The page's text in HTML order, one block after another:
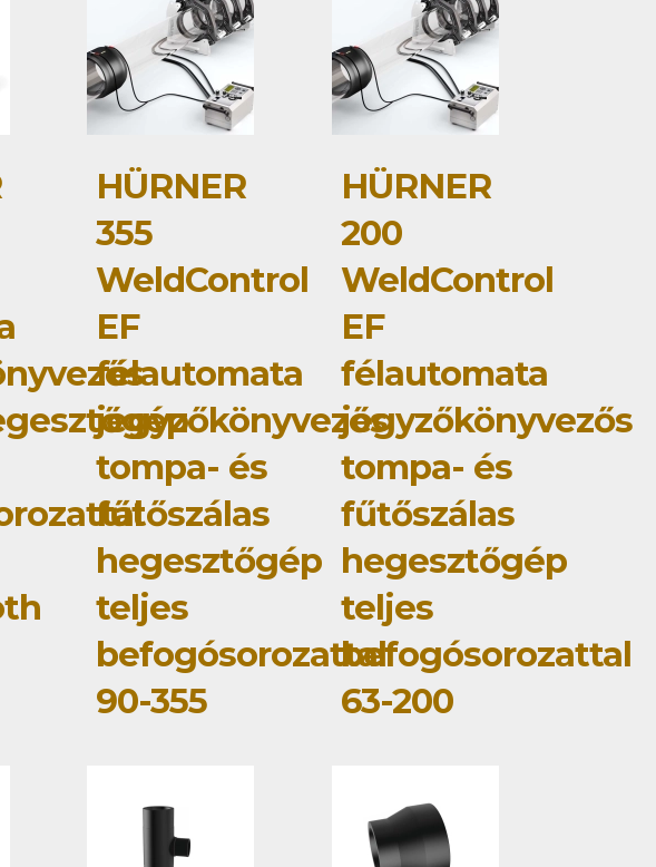
HÜRNER
355
WeldControl
EF
félautomata
jegyzőkönyvezős
tompa- és
fűtőszálas
hegesztőgép
teljes
befogósorozattal
90-355
HÜRNER
200
WeldControl
EF
félautomata
jegyzőkönyvezős
tompa- és
fűtőszálas
hegesztőgép
teljes
befogósorozattal
63-200